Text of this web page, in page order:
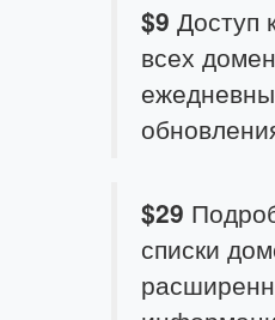
$9 Доступ
всех
$29
списки